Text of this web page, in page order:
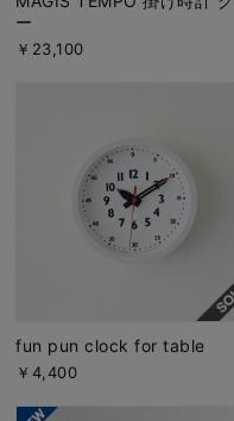
ー
￥23,100
fun pun clock for table
￥4,400